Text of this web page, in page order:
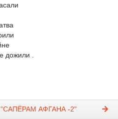
дожили .
"САПЁРАМ АФГАНА -2"